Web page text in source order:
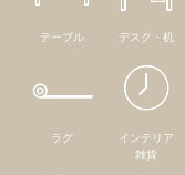
テーブル デスク・机
ラグ
インテリア
雑貨